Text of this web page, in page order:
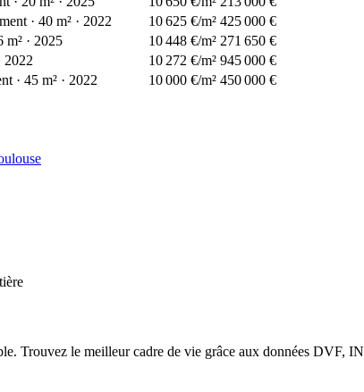
· 40 m² · 2022 10 625 €/m² 425 000 €
m² · 2025 10 448 €/m² 271 650 €
2022 10 272 €/m² 945 000 €
· 45 m² · 2022 10 000 €/m² 450 000 €
Trouvez le meilleur cadre de vie grâce aux données DVF,